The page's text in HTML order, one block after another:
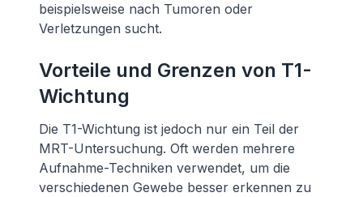
beispielsweise nach Tumoren oder
Verletzungen sucht.
Vorteile und Grenzen von T1-
Wichtung
Die T1-Wichtung ist jedoch nur ein Teil der
MRT-Untersuchung. Oft werden mehrere
Aufnahme-Techniken verwendet, um die
verschiedenen Gewebe besser erkennen zu